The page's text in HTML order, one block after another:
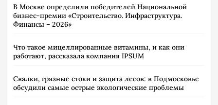
В Москве определили победителей Национальной
бизнес-премии «Строительство. Инфраструктура.
Финансы – 2026»
Что такое мицеллированные витамины, и как они
работают, рассказала компания IPSUM
Свалки, грязные стоки и защита лесов: в Подмосковье
обсудили самые острые экологические проблемы